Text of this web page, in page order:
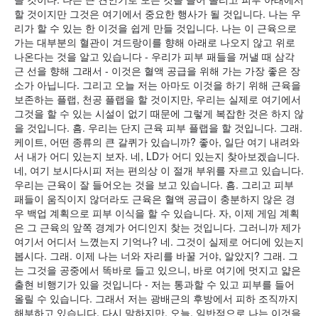
할 것이지만 그것은 여기에서 중요한 행사가 될 것입니다. 나는 우
리가 할 수 있는 한 이것을 쉽게 만들 것입니다. 나는 이 근육으로
가는 대부분의 혈관이 겨드랑이를 향해 아래로 나오지 않고 위로
나온다는 것을 알고 있습니다 - 우리가 피부 패들을 꺼낼 때 삼각
근 선을 향해 그래서 - 이것은 혈액 공급을 위해 가는 가장 좋은 장
소가 아닙니다. 그리고 오늘 저는 아마도 이것을 하기 위해 근육을
보존하는 플랩, 천공 플랩을 할 것이지만, 우리는 실제로 여기에서
그것을 할 수 있는 시설이 없기 때문에 그렇게 복잡한 것은 하지 않
을 것입니다. 흠. 우리는 단지 근육 피부 플랩을 할 것입니다. 그래.
케이트, 어떤 종류의 큰 갈퀴가 있습니까? 좋아, 일단 여기 내려와
서 내가 어디 있는지 보자. 네, LD가 어디 있는지 찾아보겠습니다.
네, 여기 보시다시피 저는 편의상 이 절개 부위를 자르고 있습니다.
우리는 근육이 잘 들어오는 것을 보고 있습니다. 흠. 그리고 피부
패들이 움직이지 않더라도 근육은 혈액 공급이 충분하지 않은 경
우 백업 계획으로 피부 이식을 할 수 있습니다. 자, 이제 게임 계획
은 그 근육의 앞쪽 경계가 어디인지 찾는 것입니다. 그러니까 제가
여기서 어디서 느꼈는지 기억나? 네. 그것이 실제로 어디에 있는지
봅시다. 그래. 이제 나는 너와 자리를 바꿀 거야, 알았지? 그래. 그
는 그것을 공중에서 똑바로 들고 있으니, 바로 여기에 멋지고 얇은
출현 비행기가 있을 것입니다 - 저는 통과할 수 있고 피부를 들어
올릴 수 있습니다. 그래서 저는 광배근의 후방에서 피하 조직까지
해부하고 있습니다. 다시 말하지만, 오늘, 일반적으로 나는 이것을